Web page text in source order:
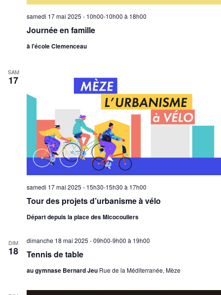
Journée en famille
samedi 17 mai 2025 - 10h00-10h00 à 18h00
à l'école Clemenceau
SAM
17
Tour des projets d’urbanisme à vélo
samedi 17 mai 2025 - 15h30-15h30 à 17h00
Départ depuis la place des Micocouliers
DIM
18 Tennis de table
dimanche 18 mai 2025 - 09h00-9h00 à 19h00
au gymnase Bernard Jeu Rue de la Méditerranée, Mèze